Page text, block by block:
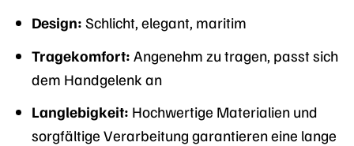
Design: Schlicht, elegant, maritim
Tragekomfort: Angenehm zu tragen, passt sich
dem Handgelenk an
Langlebigkeit: Hochwertige Materialien und
sorgfältige Verarbeitung garantieren eine lange